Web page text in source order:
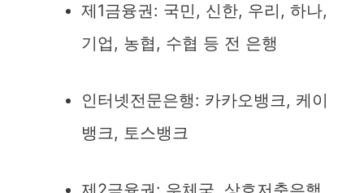
제1금융권: 국민, 신한, 우리, 하나,
기업, 농협, 수협 등 전 은행
인터넷전문은행: 카카오뱅크, 케이
뱅크, 토스뱅크